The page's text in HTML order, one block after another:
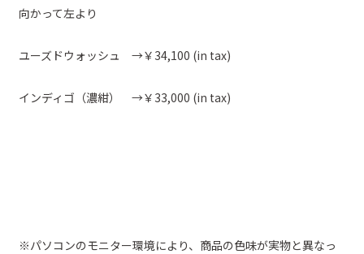
向かって左より
ユーズドウォッシュ →￥34,100 (in tax)
インディゴ（濃紺） →￥33,000 (in tax)
※パソコンのモニター環境により、商品の色味が実物と異なっ